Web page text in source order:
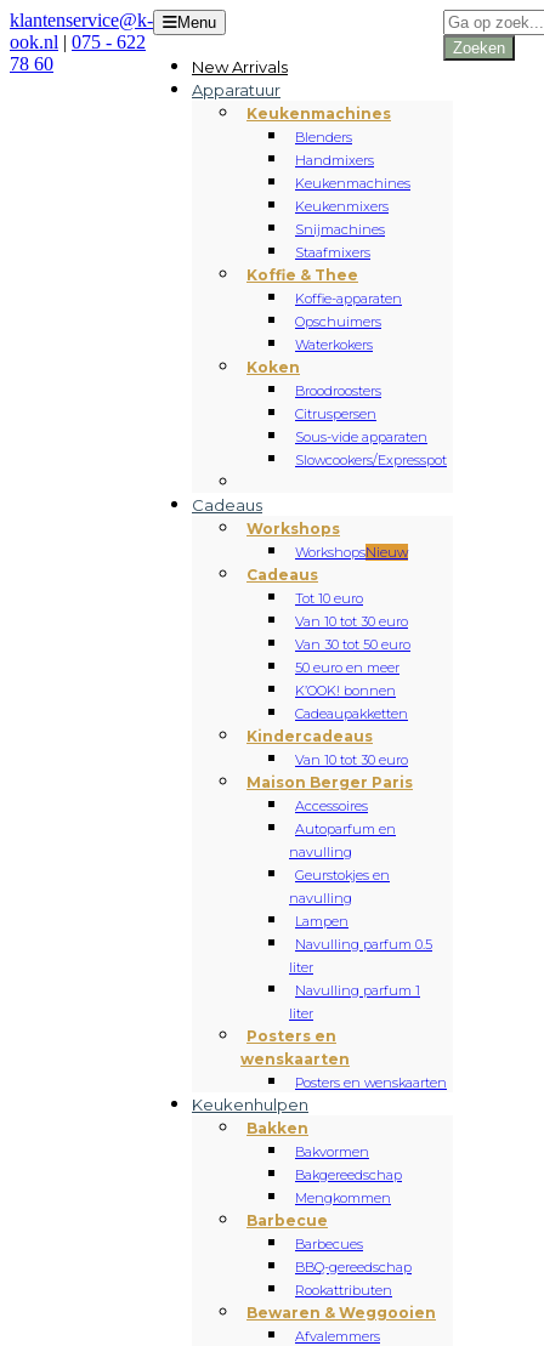
klantenservice@k-
ook.nl | 075 - 622
78 60
Menu
New Arrivals
Apparatuur
Keukenmachines
Blenders
Handmixers
Keukenmachines
Keukenmixers
Snijmachines
Staafmixers
Koffie & Thee
Koffie-apparaten
Opschuimers
Waterkokers
Koken
Broodroosters
Citruspersen
Sous-vide apparaten
Slowcookers/Expresspot
Cadeaus
Workshops
WorkshopsNieuw
Cadeaus
Tot 10 euro
Van 10 tot 30 euro
Van 30 tot 50 euro
50 euro en meer
K’OOK! bonnen
Cadeaupakketten
Kindercadeaus
Van 10 tot 30 euro
Maison Berger Paris
Accessoires
Autoparfum en
navulling
Geurstokjes en
navulling
Lampen
Navulling parfum 0.5
liter
Navulling parfum 1
liter
Posters en
wenskaarten
Posters en wenskaarten
Keukenhulpen
Bakken
Bakvormen
Bakgereedschap
Mengkommen
Barbecue
Barbecues
BBQ-gereedschap
Rookattributen
Bewaren & Weggooien
Afvalemmers
Producten
zoeken
Zoeken